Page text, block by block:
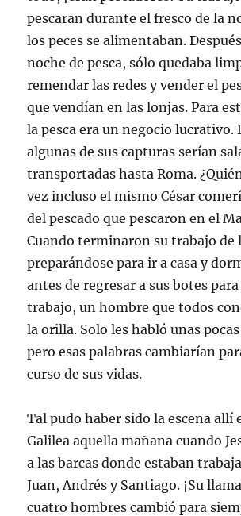
pescaran durante el fresco de la
los peces se alimentaban.
noche de pesca, sólo quedaba
remendar las redes y vender el
que vendían en las lonjas. Para
la pesca era un negocio lucrativo.
algunas de sus capturas serían
transportadas hasta Roma.
vez incluso el mismo César
del pescado que pescaron en el
Cuando terminaron su trabajo de
preparándose para ir a casa y
antes de regresar a sus botes
trabajo, un hombre que todos
la orilla. Solo les habló unas
pero esas palabras cambiarían
curso de sus vidas.
Tal pudo haber sido la escena allí
Galilea aquella mañana cuando
a las barcas donde estaban
Juan, Andrés y Santiago. ¡Su
cuatro hombres cambió para